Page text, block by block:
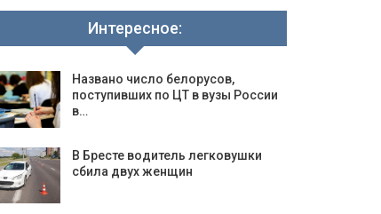
Интересное:
Названо число белорусов,
поступивших по ЦТ в вузы России
в…
В Бресте водитель легковушки
сбила двух женщин